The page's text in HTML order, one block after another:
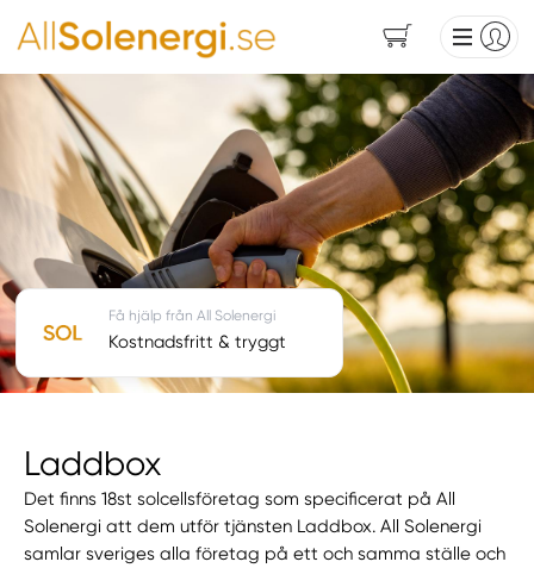
Laddbox
Det finns 18st solcellsföretag som specificerat på All
Solenergi att dem utför tjänsten Laddbox. All Solenergi
samlar sveriges alla företag på ett och samma ställe och
Få hjälp från All Solenergi
Kostnadsfritt & tryggt